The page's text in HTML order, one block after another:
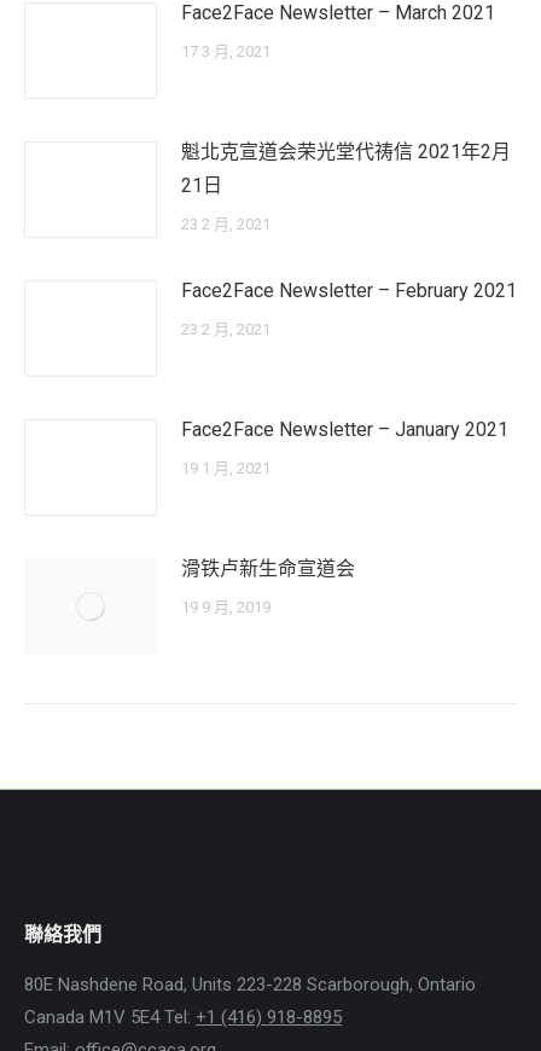
Face2Face Newsletter – March 2021
17 3 月, 2021
魁北克宣道会荣光堂代祷信 2021年2月
21日
23 2 月, 2021
Face2Face Newsletter – February 2021
23 2 月, 2021
Face2Face Newsletter – January 2021
19 1 月, 2021
滑铁卢新生命宣道会
19 9 月, 2019
聯絡我們
80E Nashdene Road, Units 223-228 Scarborough, Ontario
Canada M1V 5E4 Tel: +1 (416) 918-8895